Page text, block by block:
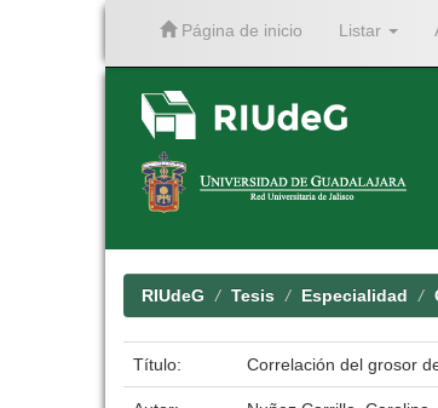
Página de inicio Listar
RIUdeG Tesis Especialidad
Título: Correlación del grosor